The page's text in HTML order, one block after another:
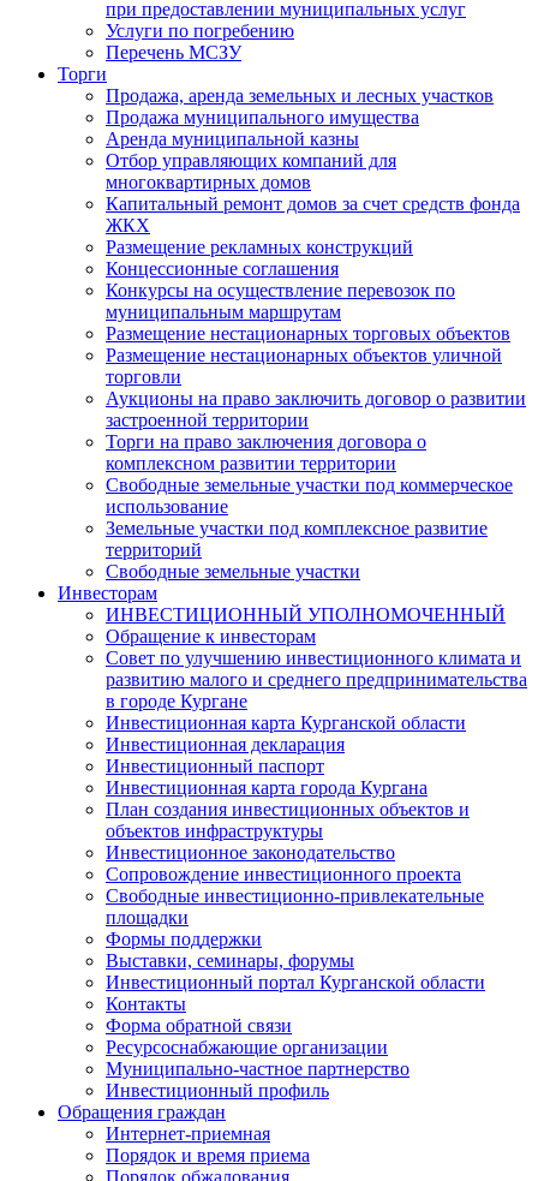
при предоставлении муниципальных услуг
Услуги по погребению
Перечень МСЗУ
Торги
Продажа, аренда земельных и лесных участков
Продажа муниципального имущества
Аренда муниципальной казны
Отбор управляющих компаний для
многоквартирных домов
Капитальный ремонт домов за счет средств фонда
ЖКХ
Размещение рекламных конструкций
Концессионные соглашения
Конкурсы на осуществление перевозок по
муниципальным маршрутам
Размещение нестационарных торговых объектов
Размещение нестационарных объектов уличной
торговли
Аукционы на право заключить договор о развитии
застроенной территории
Торги на право заключения договора о
комплексном развитии территории
Свободные земельные участки под коммерческое
использование
Земельные участки под комплексное развитие
территорий
Свободные земельные участки
Инвесторам
ИНВЕСТИЦИОННЫЙ УПОЛНОМОЧЕННЫЙ
Обращение к инвесторам
Совет по улучшению инвестиционного климата и
развитию малого и среднего предпринимательства
в городе Кургане
Инвестиционная карта Курганской области
Инвестиционная декларация
Инвестиционный паспорт
Инвестиционная карта города Кургана
План создания инвестиционных объектов и
объектов инфраструктуры
Инвестиционное законодательство
Сопровождение инвестиционного проекта
Свободные инвестиционно-привлекательные
площадки
Формы поддержки
Выставки, семинары, форумы
Инвестиционный портал Курганской области
Контакты
Форма обратной связи
Ресурсоснабжающие организации
Муниципально-частное партнерство
Инвестиционный профиль
Обращения граждан
Интернет-приемная
Порядок и время приема
Порядок обжалования